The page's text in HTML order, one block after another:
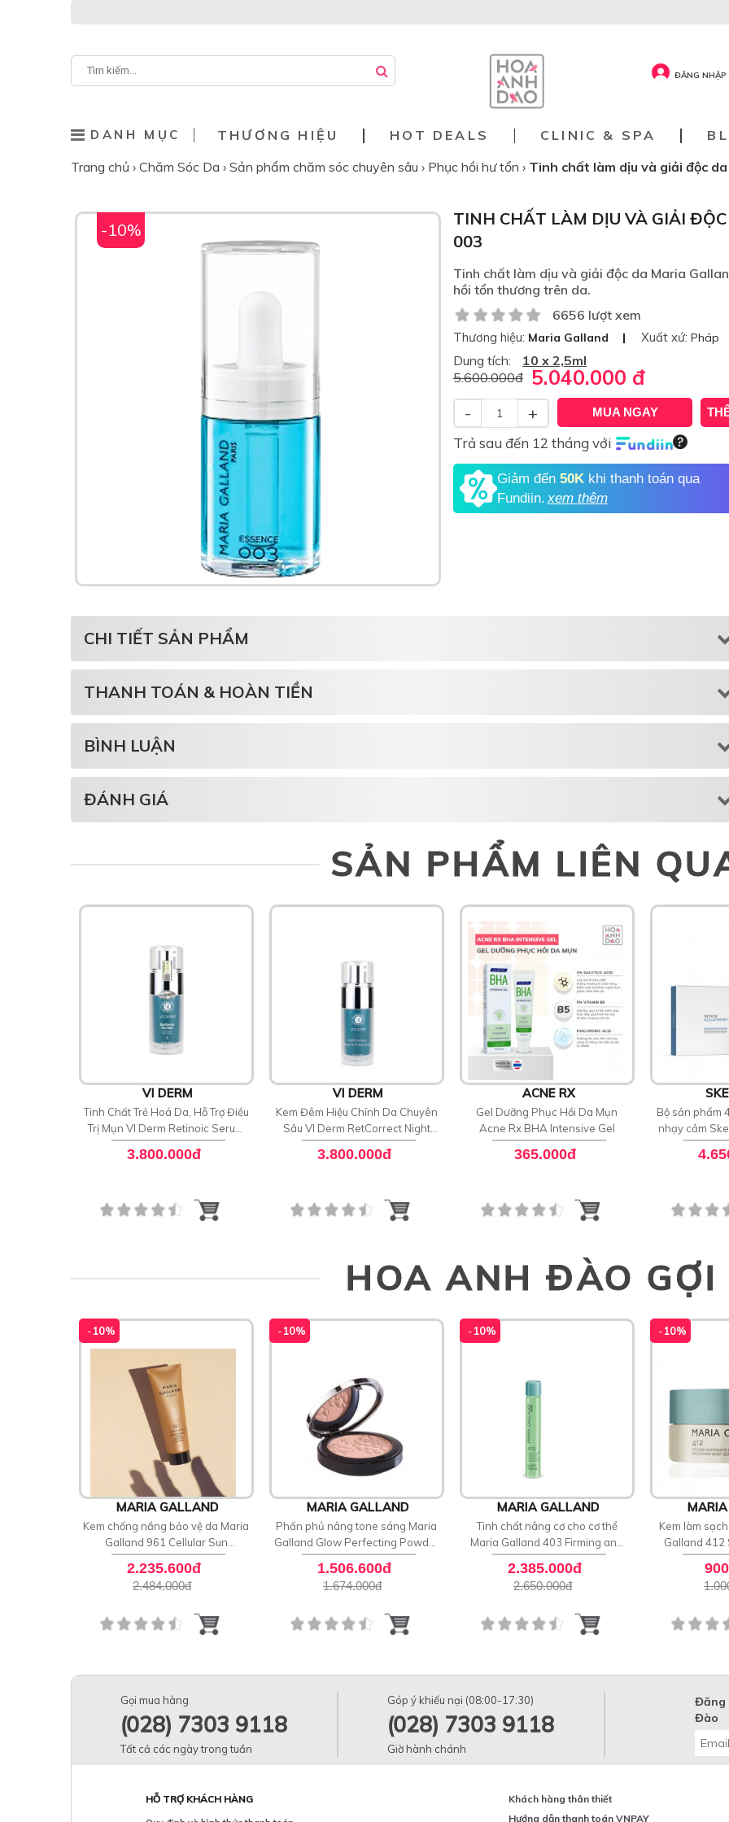
ĐĂNG NHẬP
DANH MỤC THƯƠNG HIỆU HOT DEALS CLINIC & SPA
Trang chủ › Chăm Sóc Da › Sản phẩm chăm sóc chuyên sâu › Phục hồi hư tổn › Tinh chất làm dịu và giải độc
-10%
TINH CHẤT LÀM DỊU VÀ GIẢI
003
Tinh chất làm dịu và giải độc da Maria
hồi tổn thương trên da.
6656 lượt xem
Thương hiệu: Maria Galland Xuất xứ: Pháp
Dung tích:
10 x 2,5ml
5.600.000đ 5.040.000 đ
- + MUA NGAY
Trả sau đến 12 tháng với
Giảm đến 50K khi thanh toán qua
Fundiin. xem thêm
CHI TIẾT SẢN PHẨM
THANH TOÁN & HOÀN TIỀN
BÌNH LUẬN
ĐÁNH GIÁ
SẢN PHẨM LIÊN
VI DERM
Tinh Chất Trẻ Hoá Da, Hỗ Trợ Điều
Trị Mụn VI Derm Retinoic Serum
Rx
3.800.000đ
VI DERM
Kem Đêm Hiệu Chỉnh Da Chuyên
Sâu VI Derm RetCorrect Night
Exfoliator
3.800.000đ
ACNE RX
Gel Dưỡng Phục Hồi Da Mụn
Acne Rx BHA Intensive Gel
365.000đ
Bộ sản phẩm
nhạy cảm
Sensitive
HOA ANH ĐÀO GỢI
-10%
MARIA GALLAND
Kem chống nắng bảo vệ da Maria
Galland 961 Cellular Sun
Protective Face Cream SPF 50
2.235.600đ
2.484.000đ
-10%
MARIA GALLAND
Phấn phủ nâng tone sáng Maria
Galland Glow Perfecting Powder
820
1.506.600đ
1.674.000đ
-10%
MARIA GALLAND
Tinh chất nâng cơ cho cơ thể
Maria Galland 403 Firming and
Toning Essence
2.385.000đ
2.650.000đ
-10%
Kem làm
Galland 412
Gọi mua hàng
(028) 7303 9118
Tất cả các ngày trong tuần
Góp ý khiếu nại (08:00-17:30)
(028) 7303 9118
Giờ hành chánh
Đăng
Đào
HỖ TRỢ KHÁCH HÀNG
Khách hàng thân thiết
Hướng dẫn thanh toán VNPAY